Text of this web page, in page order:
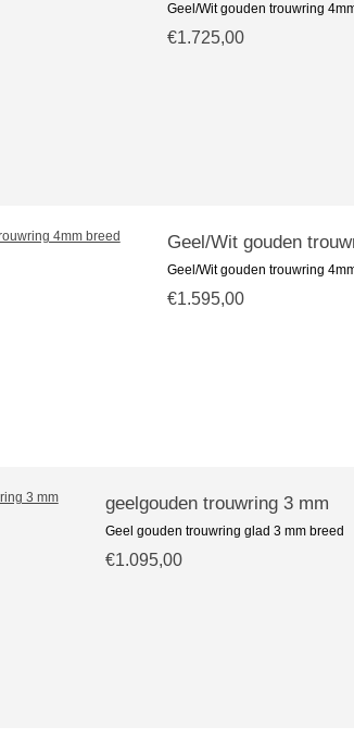
Geel/Wit gouden trouwring
€1.725,00
Geel/Wit gouden
Geel/Wit gouden trouwring
€1.595,00
geelgouden trouwring 3 mm
Geel gouden trouwring glad 3 mm breed
€1.095,00